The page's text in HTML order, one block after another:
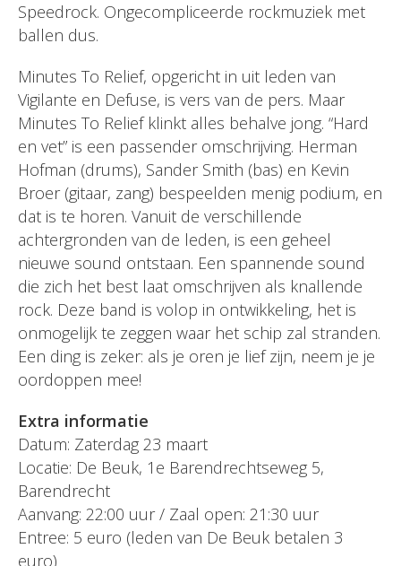
Speedrock. Ongecompliceerde rockmuziek met
ballen dus.
Minutes To Relief, opgericht in uit leden van
Vigilante en Defuse, is vers van de pers. Maar
Minutes To Relief klinkt alles behalve jong. “Hard
en vet” is een passender omschrijving. Herman
Hofman (drums), Sander Smith (bas) en Kevin
Broer (gitaar, zang) bespeelden menig podium, en
dat is te horen. Vanuit de verschillende
achtergronden van de leden, is een geheel
nieuwe sound ontstaan. Een spannende sound
die zich het best laat omschrijven als knallende
rock. Deze band is volop in ontwikkeling, het is
onmogelijk te zeggen waar het schip zal stranden.
Een ding is zeker: als je oren je lief zijn, neem je je
oordoppen mee!
Extra informatie
Datum: Zaterdag 23 maart
Locatie: De Beuk, 1e Barendrechtseweg 5,
Barendrecht
Aanvang: 22:00 uur / Zaal open: 21:30 uur
Entree: 5 euro (leden van De Beuk betalen 3
euro)